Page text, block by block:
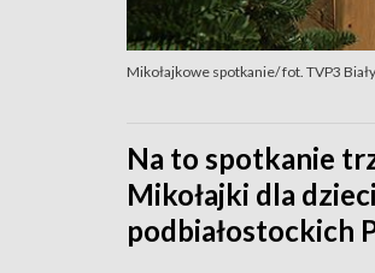
Mikołajkowe spotkanie/ fot. TVP3
Na to spotkanie
Mikołajki dla
podbiałostockich